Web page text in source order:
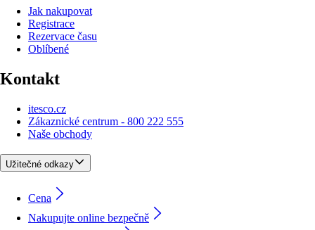
Jak nakupovat
Registrace
Rezervace času
Oblíbené
Kontakt
itesco.cz
Zákaznické centrum - 800 222 555
Naše obchody
Užitečné odkazy
Cena
Nakupujte online bezpečně